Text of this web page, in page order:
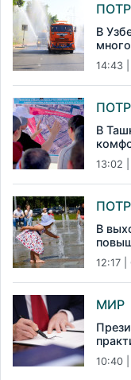
В
14:43 |
В
13:02 |
В
12:17 |
МИР
10:40 |